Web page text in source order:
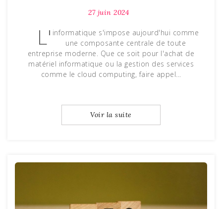
27 juin 2024
L' informatique s'impose aujourd'hui comme
une composante centrale de toute
entreprise moderne. Que ce soit pour l'achat de
matériel informatique ou la gestion des services
comme le cloud computing, faire appel…
Voir la suite